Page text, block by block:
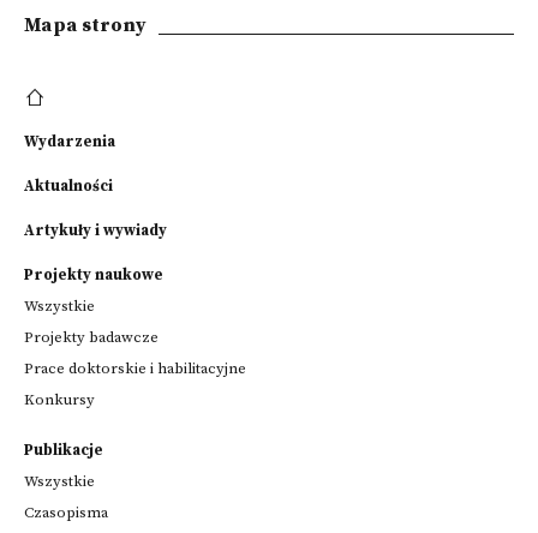
Mapa strony
Wydarzenia
Aktualności
Artykuły i wywiady
Projekty naukowe
Wszystkie
Projekty badawcze
Prace doktorskie i habilitacyjne
Konkursy
Publikacje
Wszystkie
Czasopisma